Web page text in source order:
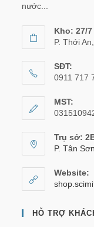
nước...
Kho: 27/
P. Thới
SĐT:
0911 717
MST:
Trụ sở:
P. Tân
Website:
HỖ TRỢ